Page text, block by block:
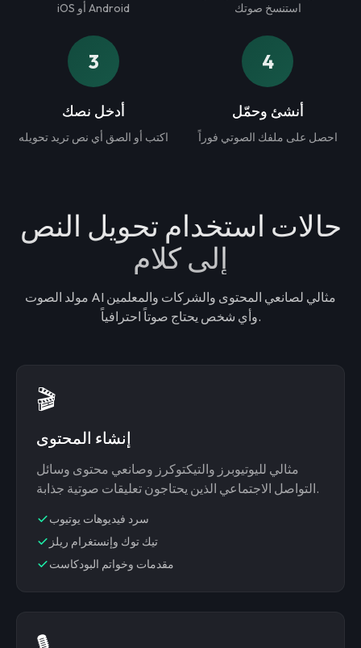
iOS أو Android
استنسخ صوتك
3
أدخل نصك
اكتب أو الصق أي نص تريد تحويله
4
أنشئ وحمّل
احصل على ملفك الصوتي فوراً
حالات استخدام تحويل النص
إلى كلام
مولد الصوت AI مثالي لصانعي المحتوى والشركات والمعلمين
وأي شخص يحتاج صوتاً احترافياً.
🎬
إنشاء المحتوى
مثالي لليوتيوبرز والتيكتوكرز وصانعي محتوى وسائل
التواصل الاجتماعي الذين يحتاجون تعليقات صوتية جذابة.
سرد فيديوهات يوتيوب
تيك توك وإنستغرام ريلز
مقدمات وخواتم البودكاست